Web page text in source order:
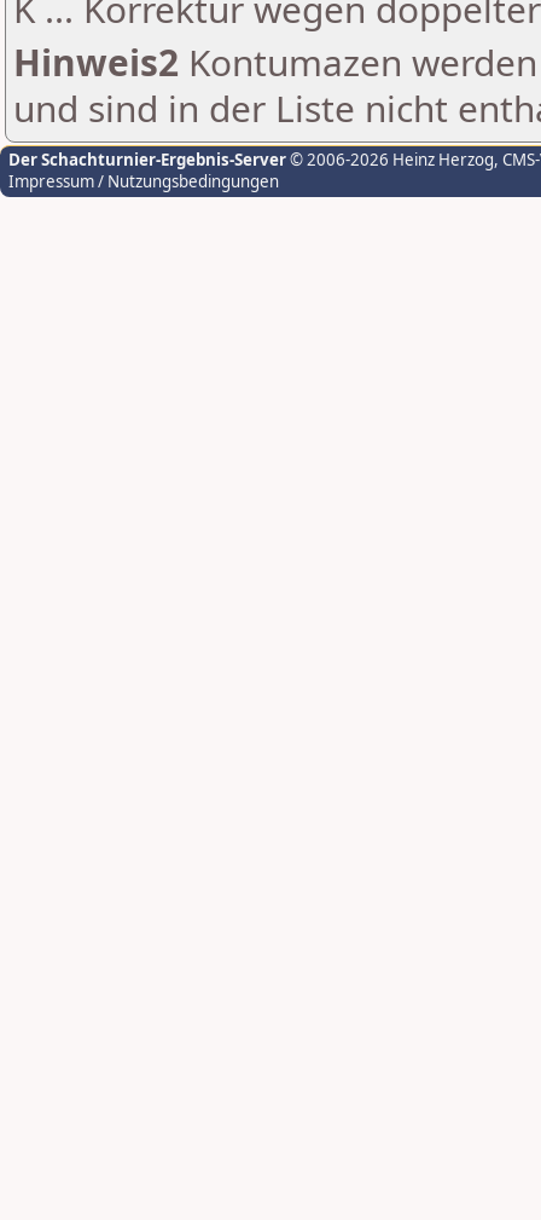
Hinweis2 Kontumazen
und sind in der Liste nicht
Der Schachturnier-Ergebnis-Server© 2006-2026 Heinz Herzog,
Impressum / Nutzungsbedingungen